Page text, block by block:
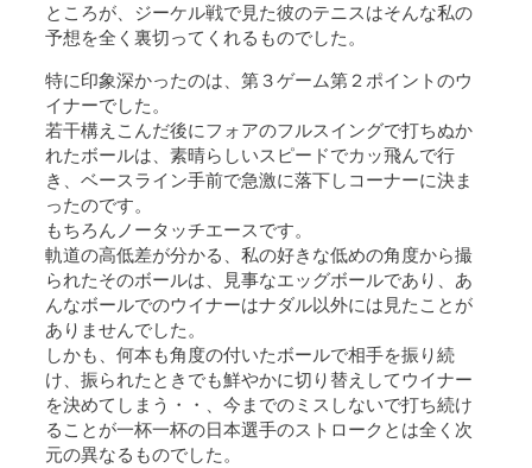
ところが、ジーケル戦で見た彼のテニスはそんな私の
予想を全く裏切ってくれるものでした。
特に印象深かったのは、第３ゲーム第２ポイントのウ
イナーでした。
若干構えこんだ後にフォアのフルスイングで打ちぬか
れたボールは、素晴らしいスピードでカッ飛んで行
き、ベースライン手前で急激に落下しコーナーに決ま
ったのです。
もちろんノータッチエースです。
軌道の高低差が分かる、私の好きな低めの角度から撮
られたそのボールは、見事なエッグボールであり、あ
んなボールでのウイナーはナダル以外には見たことが
ありませんでした。
しかも、何本も角度の付いたボールで相手を振り続
け、振られたときでも鮮やかに切り替えしてウイナー
を決めてしまう・・、今までのミスしないで打ち続け
ることが一杯一杯の日本選手のストロークとは全く次
元の異なるものでした。